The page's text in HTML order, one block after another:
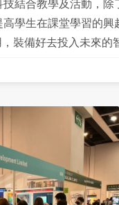
結合教學及活動，除
學生在課堂學習的興
裝備好去投入未來的